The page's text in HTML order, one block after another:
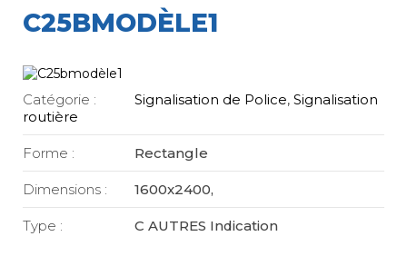
C25BMODÈLE1
Catégorie : Signalisation de Police,Signalisation
routière
Forme : Rectangle
Dimensions : 1600x2400,
Type : C AUTRES Indication